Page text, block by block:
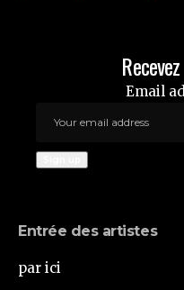
Email
Entrée des artistes
par ici